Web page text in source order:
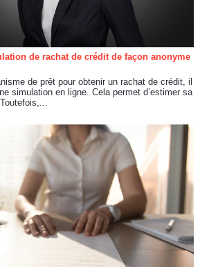
de rachat de crédit de façon anonyme
de prêt pour obtenir un rachat de crédit, il
simulation en ligne. Cela permet d’estimer sa